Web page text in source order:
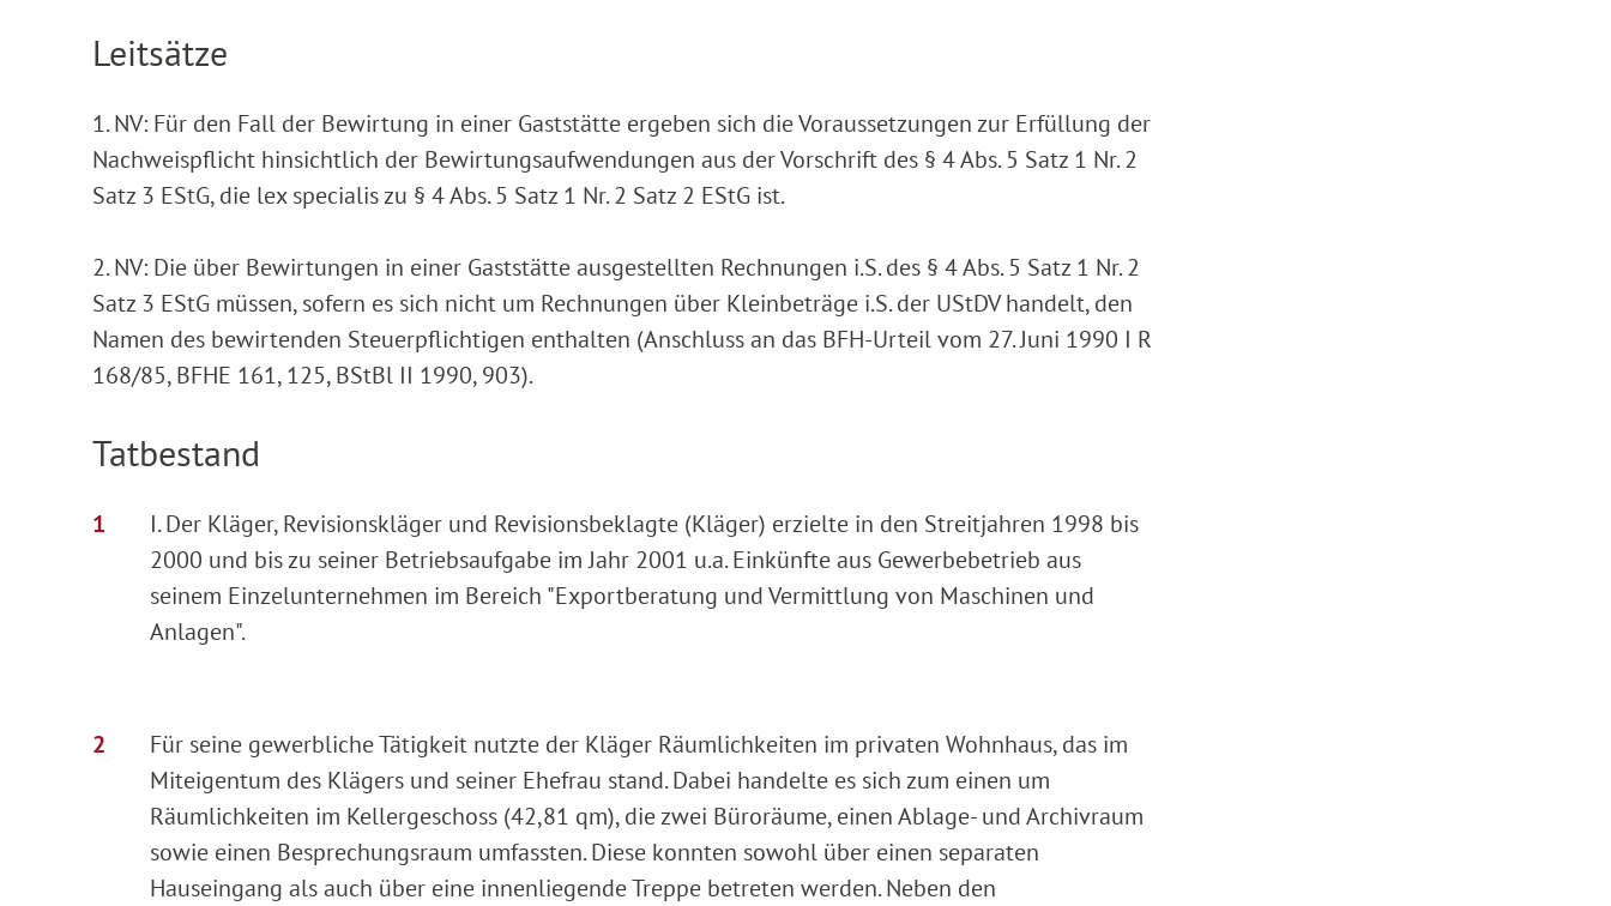
Leitsätze
1. NV: Für den Fall der Bewirtung in einer Gaststätte ergeben sich die Voraussetzungen zur Erfüllung der
Nachweispflicht hinsichtlich der Bewirtungsaufwendungen aus der Vorschrift des § 4 Abs. 5 Satz 1 Nr. 2
Satz 3 EStG, die lex specialis zu § 4 Abs. 5 Satz 1 Nr. 2 Satz 2 EStG ist.
2. NV: Die über Bewirtungen in einer Gaststätte ausgestellten Rechnungen i.S. des § 4 Abs. 5 Satz 1 Nr. 2
Satz 3 EStG müssen, sofern es sich nicht um Rechnungen über Kleinbeträge i.S. der UStDV handelt, den
Namen des bewirtenden Steuerpflichtigen enthalten (Anschluss an das BFH-Urteil vom 27. Juni 1990 I R
168/85, BFHE 161, 125, BStBl II 1990, 903).
Tatbestand
I. Der Kläger, Revisionskläger und Revisionsbeklagte (Kläger) erzielte in den Streitjahren 1998 bis
2000 und bis zu seiner Betriebsaufgabe im Jahr 2001 u.a. Einkünfte aus Gewerbebetrieb aus
seinem Einzelunternehmen im Bereich "Exportberatung und Vermittlung von Maschinen und
Anlagen".
Für seine gewerbliche Tätigkeit nutzte der Kläger Räumlichkeiten im privaten Wohnhaus, das im
Miteigentum des Klägers und seiner Ehefrau stand. Dabei handelte es sich zum einen um
Räumlichkeiten im Kellergeschoss (42,81 qm), die zwei Büroräume, einen Ablage- und Archivraum
sowie einen Besprechungsraum umfassten. Diese konnten sowohl über einen separaten
Hauseingang als auch über eine innenliegende Treppe betreten werden. Neben den